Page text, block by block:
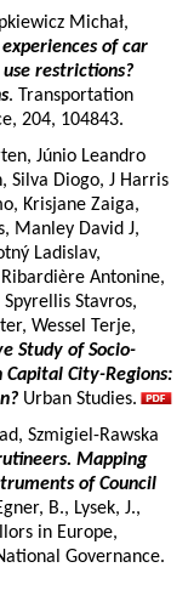
Michał,
of car
restrictions?
. Transportation
204, 104843.
Júnio Leandro
Silva Diogo, J Harris
Krisjane Zaiga,
Manley David J,
Ladislav,
Antonine,
Stavros,
Wessel Terje,
Study of Socio-
Capital City-Regions:
Urban Studies.
Szmigiel-Rawska
Mapping
of Council
B., Lysek, J.,
in Europe,
Governance.